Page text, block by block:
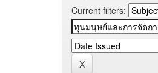
Current filters: